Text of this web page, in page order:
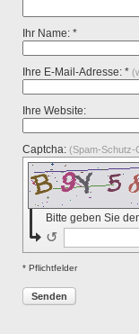
Ihr Name: *
Ihre E-Mail-Adresse: *
Ihre Website:
Captcha: (Spam-Schutz-
Bitte geben Sie
↺
* Pflichtfelder
Senden